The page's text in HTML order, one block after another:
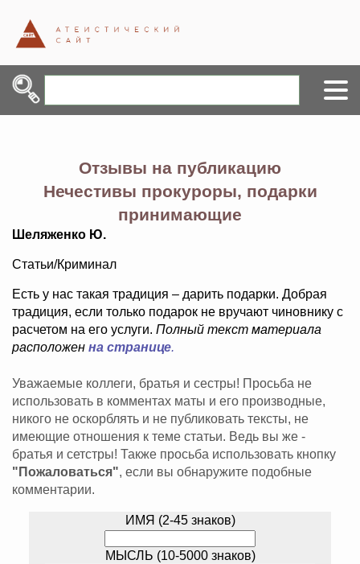
Отзывы на публикацию
Нечестивы прокуроры, подарки
принимающие
Шеляженко Ю.
Статьи/Криминал
Есть у нас такая традиция – дарить подарки. Добрая
традиция, если только подарок не вручают чиновнику с
расчетом на его услуги. Полный текст материала
расположен на странице.
Уважаемые коллеги, братья и сестры! Просьба не
использовать в комментах маты и его производные,
никого не оскорблять и не публиковать тексты, не
имеющие отношения к теме статьи. Ведь вы же -
братья и сетстры! Также просьба использовать кнопку
"Пожаловаться", если вы обнаружите подобные
комментарии.
ИМЯ (2-45 знаков)
МЫСЛЬ (10-5000 знаков)